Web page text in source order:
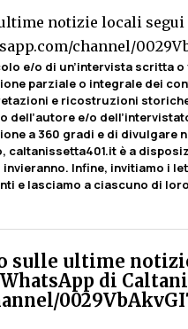
notizie locali
channel/
e/o di un’intervista scritta
parziale o integrale dei
e ricostruzioni
e/o
a 360 gradi e di divulgare
caltanissetta401.it è a
Infine, invitiamo i
e lasciamo a ciascuno di
sulle ultime
di